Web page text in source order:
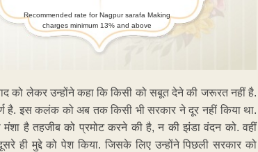
Recommended rate for Nagpur sarafa Making
charges minimum 13% and above
को लेकर उन्होंने कहा कि किसी को सबूत देने की जरूरत नहीं है.
है. इस कलंक को अब तक किसी भी सरकार ने दूर नहीं किया था.
है तहजीब को प्रमोट करने की है, न की झंडा वंदन को. वहीं
ही मुद्दे को पेश किया. जिसके लिए उन्होंने पिछली सरकार को